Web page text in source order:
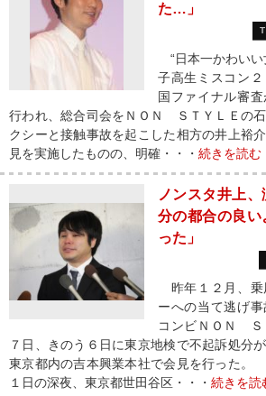
た…」
“日本一かわいい
子高生ミスコン
国ファイナル審
行われ、総合司会をＮＯＮ ＳＴＹＬＥの
クシーと接触事故を起こした相方の井上裕
見を実施したものの、明確・・・ 続きを読む
ノンスタ井上
分の都合の良い
った」
昨年１２月、乗
ーへの当て逃げ
コンビＮＯＮ Ｓ
７日、きのう６日に東京地検で不起訴処分
東京都内の吉本興業本社で会見を行った。
１日の深夜、東京都世田谷区・・・ 続きを読